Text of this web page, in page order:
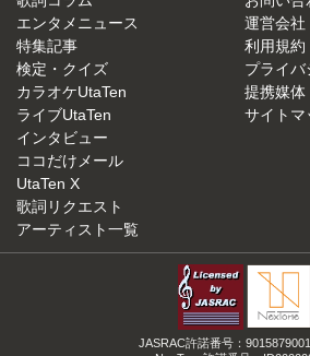
エンタメニュース
特集記事
検定・クイズ
カラオケUtaTen
ライブUtaTen
インタビュー
ココだけメール
UtaTen X
歌詞リクエスト
アーティスト一覧
運営会社
利用規約
プライバ
提携媒体
サイトマ
JASRAC許諾番号：